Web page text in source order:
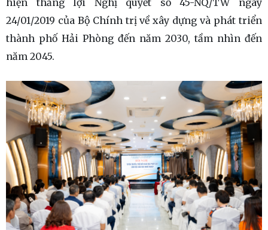
hiện thắng lợi Nghị quyết số 45-NQ/TW ngày
24/01/2019 của Bộ Chính trị về xây dựng và phát triển
thành phố Hải Phòng đến năm 2030, tầm nhìn đến
năm 2045.